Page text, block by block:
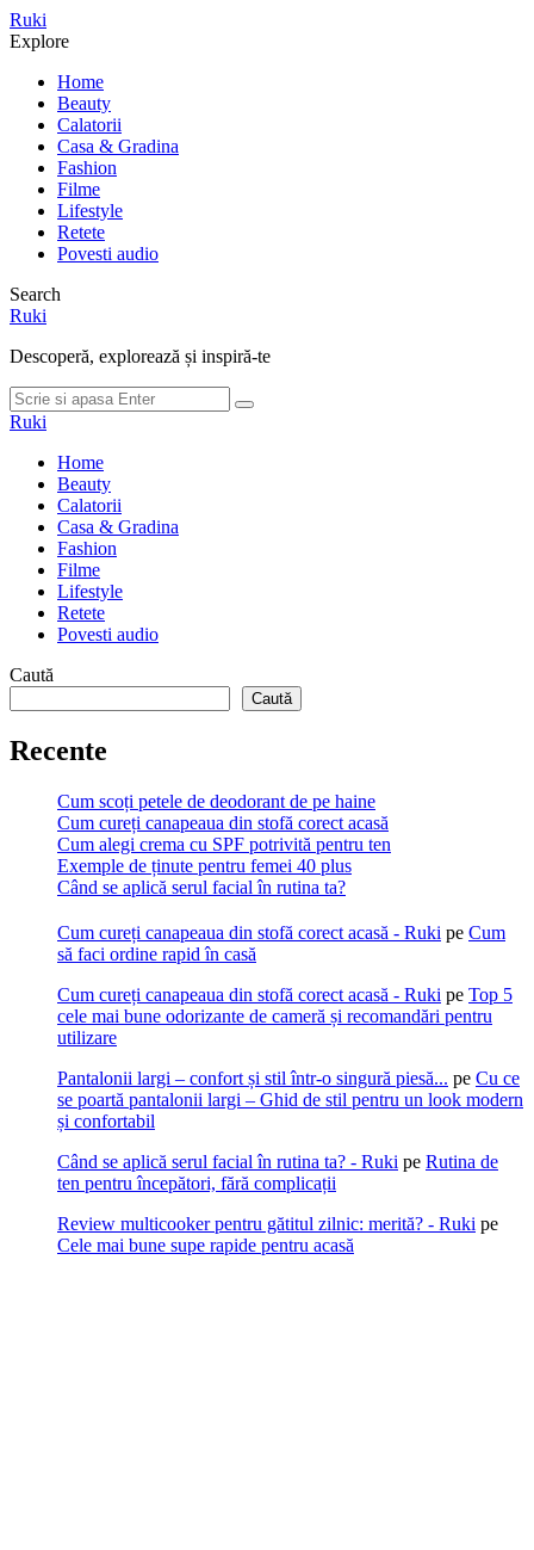
Meniu
Ruki
Cauta
Explore
Home
Beauty
Calatorii
Casa & Gradina
Fashion
Filme
Lifestyle
Retete
Povesti audio
Search
Ruki
Descoperă, explorează și inspiră-te
Cauta
dupa:
Cauta
Ruki
Home
Beauty
Calatorii
Casa & Gradina
Fashion
Filme
Lifestyle
Retete
Povesti audio
Caută
Caută
Recente
Cum scoți petele de deodorant de pe haine
Cum cureți canapeaua din stofă corect acasă
Cum alegi crema cu SPF potrivită pentru ten
Exemple de ținute pentru femei 40 plus
Când se aplică serul facial în rutina ta?
Cum cureți canapeaua din stofă corect acasă - Ruki pe Cum
să faci ordine rapid în casă
Cum cureți canapeaua din stofă corect acasă - Ruki pe Top 5
cele mai bune odorizante de cameră și recomandări pentru
utilizare
Pantalonii largi – confort și stil într-o singură piesă... pe Cu ce
se poartă pantalonii largi – Ghid de stil pentru un look modern
și confortabil
Când se aplică serul facial în rutina ta? - Ruki pe Rutina de
ten pentru începători, fără complicații
Review multicooker pentru gătitul zilnic: merită? - Ruki pe
Cele mai bune supe rapide pentru acasă